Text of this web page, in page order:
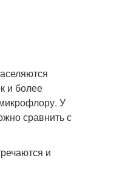
и более
У
сравнить с
и